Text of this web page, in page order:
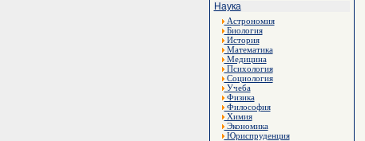
Наука
Астрономия
Биология
История
Математика
Медицина
Психология
Социология
Учеба
Физика
Философия
Химия
Экономика
Юриспруденция